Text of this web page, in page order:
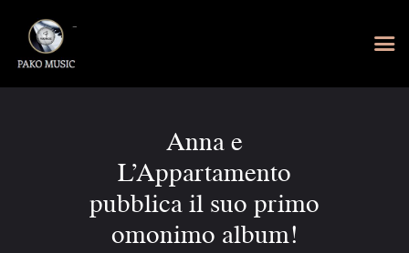
Anna e
L’Appartamento
pubblica il suo primo
omonimo album!